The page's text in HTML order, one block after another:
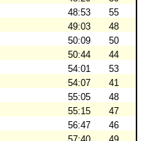
48:53
55
49:03
48
50:09
50
50:44
44
54:01
53
54:07
41
55:05
48
55:15
47
56:47
46